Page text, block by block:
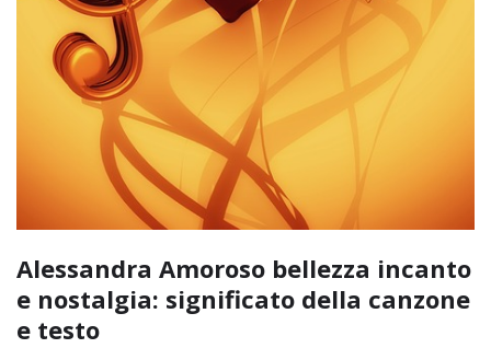
Alessandra Amoroso bellezza incanto
e nostalgia: significato della canzone
e testo